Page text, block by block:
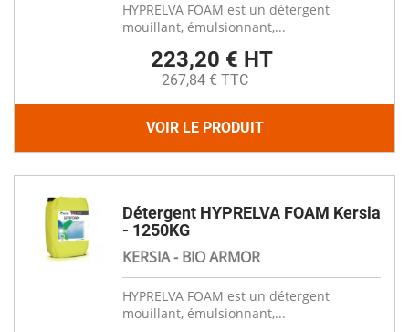
HYPRELVA FOAM est un détergent
mouillant, émulsionnant,...
223,20 € HT
267,84 € TTC
VOIR LE PRODUIT
Détergent HYPRELVA FOAM Kersia
- 1250KG
KERSIA - BIO ARMOR
HYPRELVA FOAM est un détergent
mouillant, émulsionnant,...